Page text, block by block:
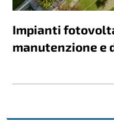
Impianti
manutenzione e